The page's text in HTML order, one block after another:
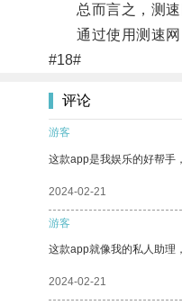
总而言之，测速
通过使用测速网
#18#
评论
游客
这款app是我娱乐的好帮手
2024-02-21
游客
这款app就像我的私人助理
2024-02-21